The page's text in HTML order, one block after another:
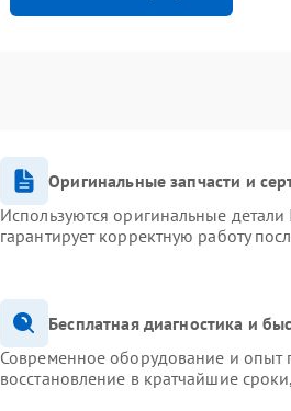
Оригинальные запчасти и
Используются оригинальные
гарантирует корректную работу
Бесплатная диагностика и
Современное оборудование и опыт
восстановление в кратчайшие